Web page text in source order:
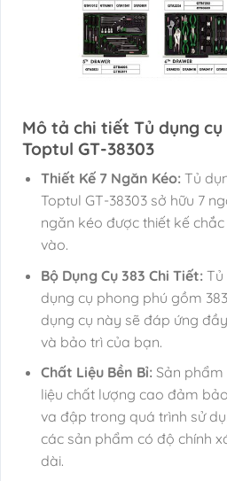
Mô tả chi tiết Tủ dụng
Toptul GT-38303
Thiết Kế 7 Ngăn Kéo:Tủ
Toptul GT-38303 sở hữu 7
ngăn kéo được thiết kế
vào.
Bộ Dụng Cụ 383 Chi Tiết:Tủ
dụng cụ phong phú gồm
dụng cụ này sẽ đáp ứng
và bảo trì của bạn.
Chất Liệu Bền Bỉ:Sản phẩm
liệu chất lượng cao đảm
va đập trong quá trình sử
các sản phẩm có độ chính
dài.